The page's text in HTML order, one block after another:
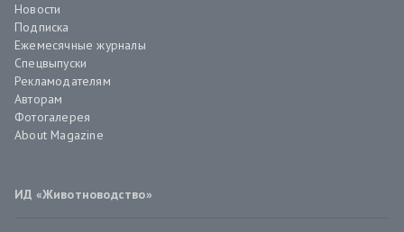
Новости
Подписка
Ежемесячные журналы
Спецвыпуски
Рекламодателям
Авторам
Фотогалерея
About Magazine
ИД «Животноводство»